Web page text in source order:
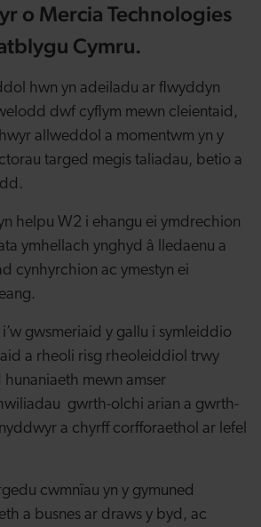
o Mercia Technologies
Cymru.
hwn yn adeiladu ar flwyddyn
dwf cyflym mewn cleientaid,
allweddol a momentwm yn y
targed megis taliadau, betio a
helpu W2 i ehangu ei ymdrechion
ymhellach ynghyd â lledaenu a
cynhyrchion ac ymestyn ei
gwsmeriaid y gallu i symleiddio
a rheoli risg rheoleiddiol trwy
mewn amser
gwrth-olchi arian a gwrth-
a chyrff corfforaethol ar lefel
cwmnïau yn y gymuned
a busnes ar draws y byd, ac